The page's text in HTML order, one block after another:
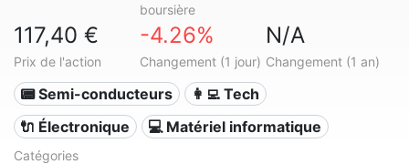
boursière
117,40 €
Prix de l'action
-4.26%
Changement (1 jour)
N/A
Changement (1 an)
📟 Semi-conducteurs
👩‍💻 Tech
🔌 Électronique
💻 Matériel informatique
Catégories